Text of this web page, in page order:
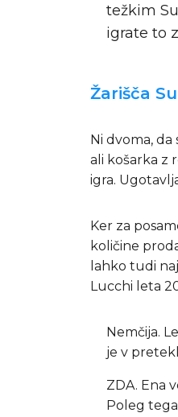
težkim
igrate to
Žarišča
Ni dvoma,
ali košarka z
igra.
Ker za
količine
lahko tudi
Lucchi leta
Nemčija.
je v
ZDA. Ena
Poleg